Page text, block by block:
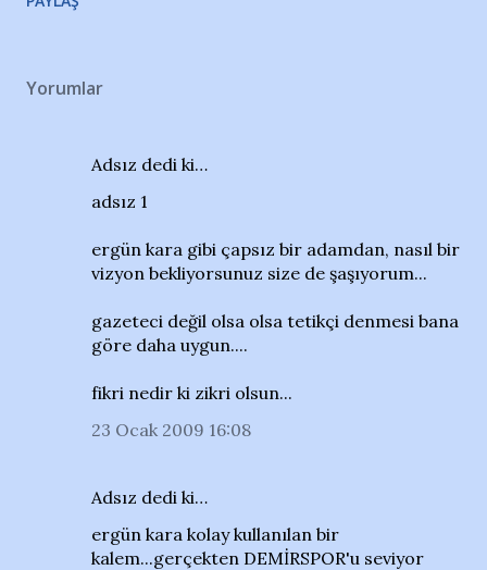
Yorumlar
Adsız dedi ki…
adsız 1
ergün kara gibi çapsız bir adamdan, nasıl bir
vizyon bekliyorsunuz size de şaşıyorum...
gazeteci değil olsa olsa tetikçi denmesi bana
göre daha uygun....
fikri nedir ki zikri olsun...
23 Ocak 2009 16:08
Adsız dedi ki…
ergün kara kolay kullanılan bir
kalem...gerçekten DEMİRSPOR'u seviyor